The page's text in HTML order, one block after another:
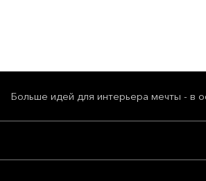
Больше идей для интерьера мечты - в